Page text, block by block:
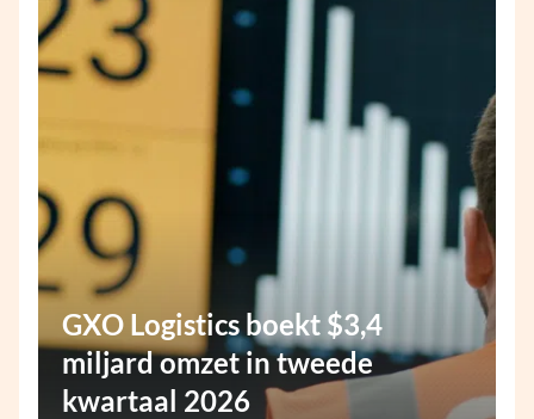
GXO Logistics boekt $3,4
miljard omzet in tweede
kwartaal 2026